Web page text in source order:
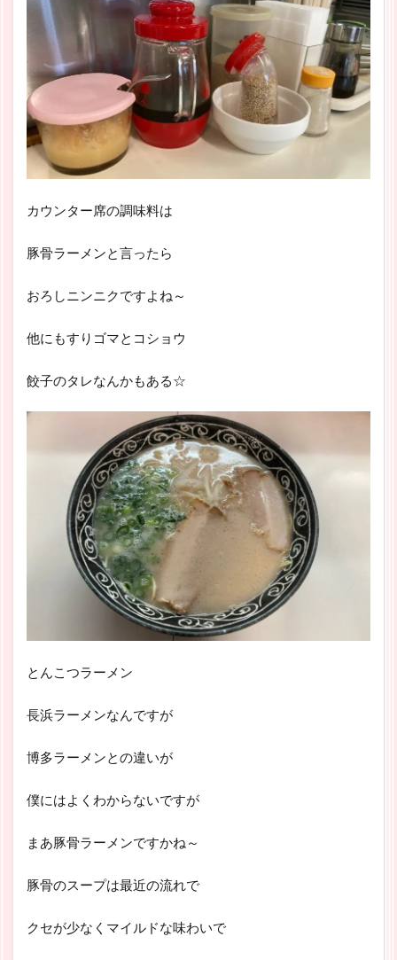
カウンター席の調味料は
豚骨ラーメンと言ったら
おろしニンニクですよね～
他にもすりゴマとコショウ
餃子のタレなんかもある☆
とんこつラーメン
長浜ラーメンなんですが
博多ラーメンとの違いが
僕にはよくわからないですが
まあ豚骨ラーメンですかね～
豚骨のスープは最近の流れで
クセが少なくマイルドな味わいで